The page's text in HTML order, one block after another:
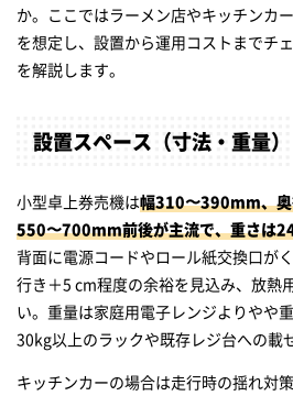
か。ここではラーメン店やキッチンカ
を想定し、設置から運用コストまでチ
を解説します。
設置スペース（寸法・重量）
小型卓上券売機は幅310〜390mm、
550〜700mm前後が主流で、重さは
背面に電源コードやロール紙交換口が
行き＋5 cm程度の余裕を見込み、放熱
い。重量は家庭用電子レンジよりやや
30kg以上のラックや既存レジ台への載
キッチンカーの場合は走行時の揺れ対